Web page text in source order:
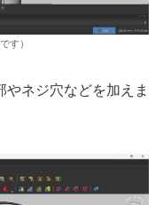
す）
ネジ穴などを加えま